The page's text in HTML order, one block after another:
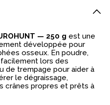
— 250 g est une
développée pour
osseux. En poudre,
lors des
de trempage pour aider à
le dégraissage,
crânes propres et prêts à